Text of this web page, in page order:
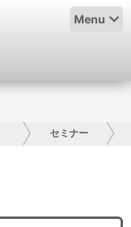
Menu
セミナー